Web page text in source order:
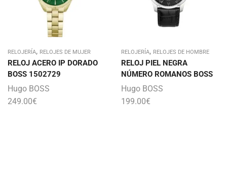
RELOJERÍA, RELOJES DE MUJER
RELOJ ACERO IP DORADO
BOSS 1502729
Hugo BOSS
249.00€
RELOJERÍA, RELOJES DE HOMBRE
RELOJ PIEL NEGRA
NÚMERO ROMANOS BOSS
Hugo BOSS
199.00€